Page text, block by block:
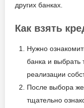
других банках.
Как взять
Нужно
банка и выбрать
реализации
После выбора
тщательно